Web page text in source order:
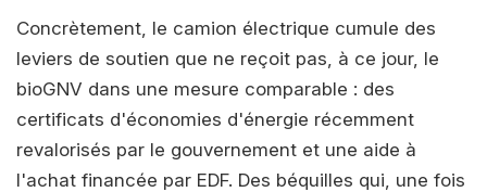
Concrètement, le camion électrique cumule des
leviers de soutien que ne reçoit pas, à ce jour, le
bioGNV dans une mesure comparable : des
certificats d'économies d'énergie récemment
revalorisés par le gouvernement et une aide à
l'achat financée par EDF. Des béquilles qui, une fois